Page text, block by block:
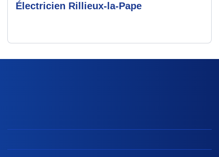
Électricien Rillieux-la-Pape